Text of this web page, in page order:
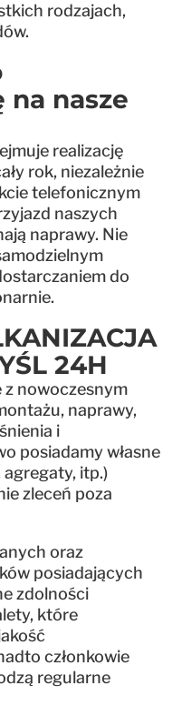
rodzajach,
na nasze
realizację
rok, niezależnie
telefonicznym
naszych
naprawy. Nie
do
24H
z nowoczesnym
naprawy,
i
posiadamy własne
agregaty, itp.)
zleceń poza
oraz
posiadających
zdolności
które
członkowie
regularne